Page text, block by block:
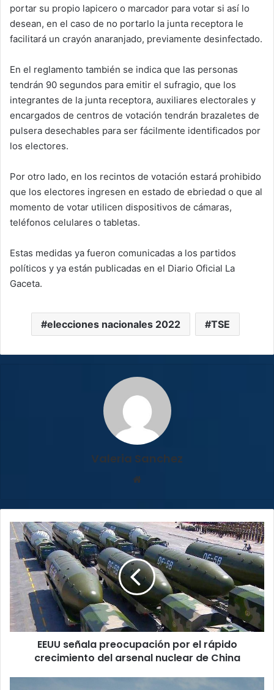
portar su propio lapicero o marcador para votar si así lo
desean, en el caso de no portarlo la junta receptora le
facilitará un crayón anaranjado, previamente desinfectado.
En el reglamento también se indica que las personas
tendrán 90 segundos para emitir el sufragio, que los
integrantes de la junta receptora, auxiliares electorales y
encargados de centros de votación tendrán brazaletes de
pulsera desechables para ser fácilmente identificados por
los electores.
Por otro lado, en los recintos de votación estará prohibido
que los electores ingresen en estado de ebriedad o que al
momento de votar utilicen dispositivos de cámaras,
teléfonos celulares o tabletas.
Estas medidas ya fueron comunicadas a los partidos
políticos y ya están publicadas en el Diario Oficial La
Gaceta.
elecciones nacionales 2022 TSE
Valeria Sanchez
EEUU
señala
preocupación
por
rápido
crecimiento
arsenal
EEUU señala preocupación por el rápido
crecimiento del arsenal nuclear de China